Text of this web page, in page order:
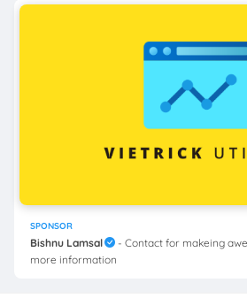
SPONSOR
Bishnu Lamsal
- Contact for makeing
more information